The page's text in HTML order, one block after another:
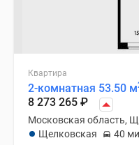
Квартира
2-комнатная 53.50 м
8 273 265 ₽
Московская область,
Щелковская
40